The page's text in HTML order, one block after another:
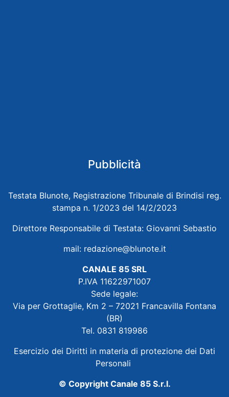
Pubblicità
Testata Blunote, Registrazione Tribunale di Brindisi reg.
stampa n. 1/2023 del 14/2/2023
Direttore Responsabile di Testata: Giovanni Sebastio
mail: redazione@blunote.it
CANALE 85 SRL
P.IVA 11622971007
Sede legale:
Via per Grottaglie, Km 2 – 72021 Francavilla Fontana
(BR)
Tel. 0831 819986
Esercizio dei Diritti in materia di protezione dei Dati
Personali
© Copyright Canale 85 S.r.l.